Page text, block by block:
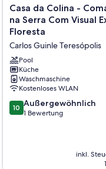
Casa
da
Colina
-
Comary
-
Relaxe
na
Serra
Com
Visual
Casa da Colina -
na Serra Com Visual
Floresta
Carlos Guinle Teresópolis
Pool
Küche
Waschmaschine
Kostenloses WLAN
10.0
von
10 Außergewöhnlich
1 Bewertung
inkl.